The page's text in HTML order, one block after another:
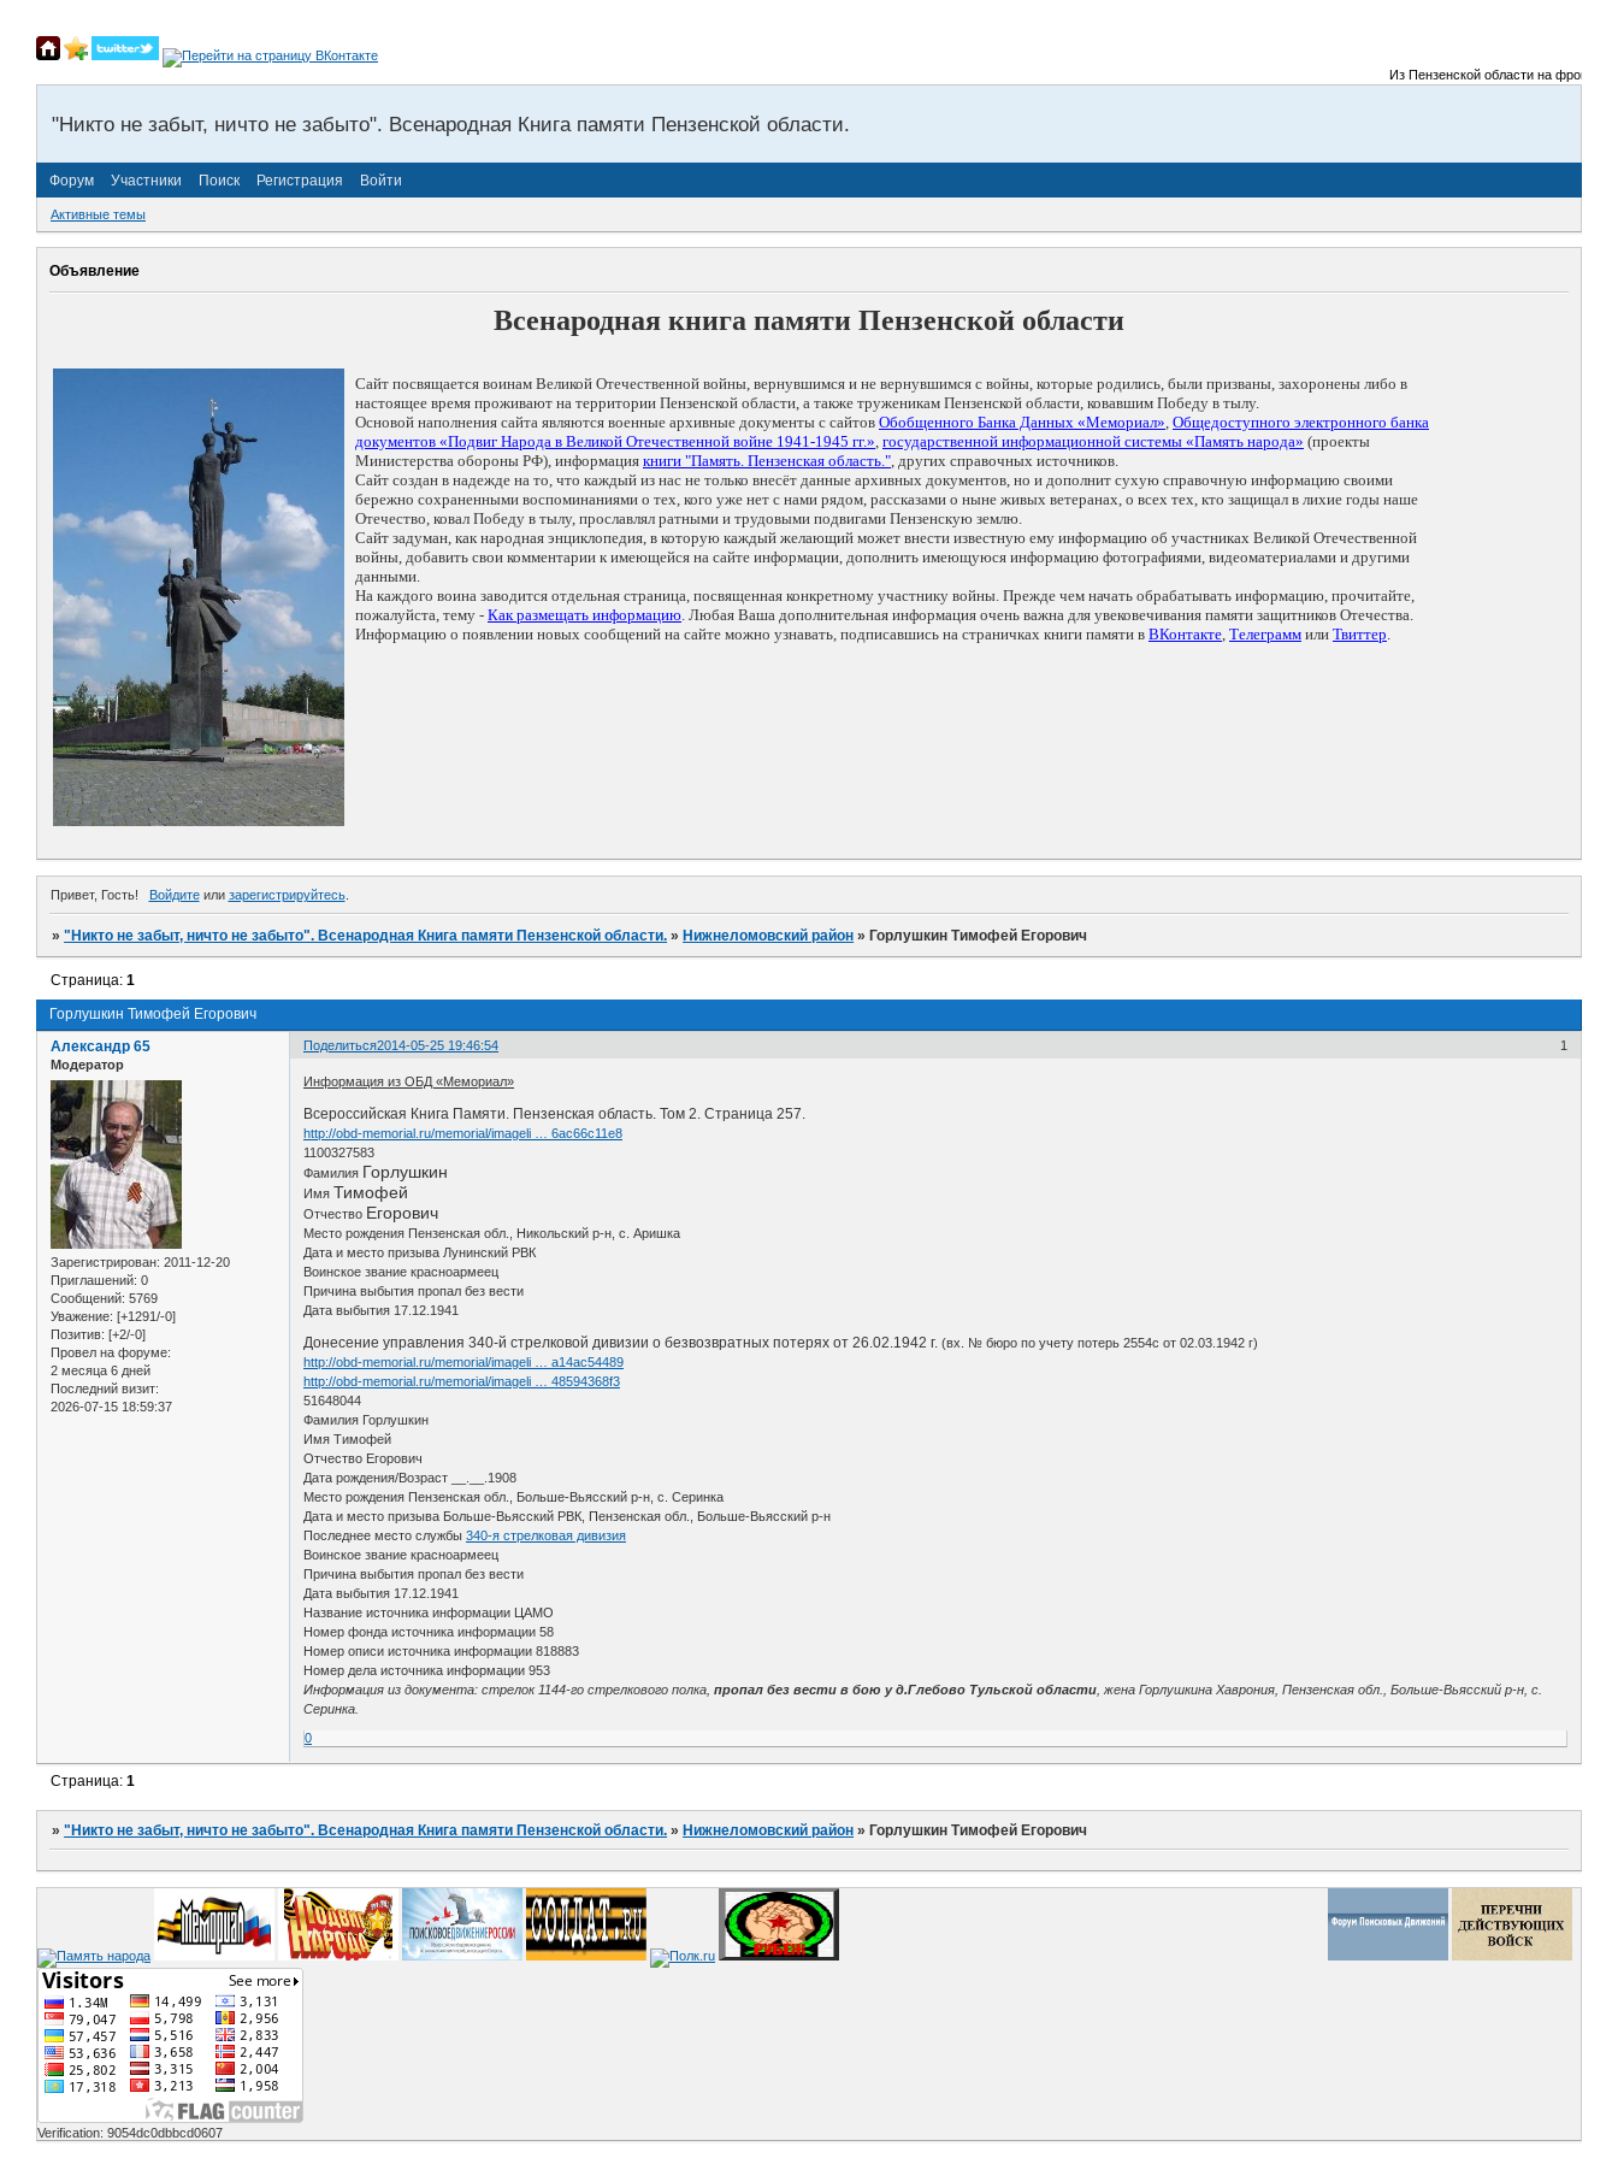
Из Пензенской области на фронты
"Никто не забыт, ничто не забыто". Всенародная Книга памяти Пензенской области.
Форум Участники Поиск Регистрация Войти
Активные темы
Объявление
Всенародная книга памяти Пензенской области
Сайт посвящается воинам Великой Отечественной войны, вернувшимся и не вернувшимся с войны, которые родились, были призваны, захоронены либо в
настоящее время проживают на территории Пензенской области, а также труженикам Пензенской области, ковавшим Победу в тылу.
Основой наполнения сайта являются военные архивные документы с сайтов Обобщенного Банка Данных «Мемориал», Общедоступного электронного банка
документов «Подвиг Народа в Великой Отечественной войне 1941-1945 гг.», государственной информационной системы «Память народа» (проекты
Министерства обороны РФ), информация книги "Память. Пензенская область.", других справочных источников.
Сайт создан в надежде на то, что каждый из нас не только внесёт данные архивных документов, но и дополнит сухую справочную информацию своими
бережно сохраненными воспоминаниями о тех, кого уже нет с нами рядом, рассказами о ныне живых ветеранах, о всех тех, кто защищал в лихие годы наше
Отечество, ковал Победу в тылу, прославлял ратными и трудовыми подвигами Пензенскую землю.
Сайт задуман, как народная энциклопедия, в которую каждый желающий может внести известную ему информацию об участниках Великой Отечественной
войны, добавить свои комментарии к имеющейся на сайте информации, дополнить имеющуюся информацию фотографиями, видеоматериалами и другими
данными.
На каждого воина заводится отдельная страница, посвященная конкретному участнику войны. Прежде чем начать обрабатывать информацию, прочитайте,
пожалуйста, тему - Как размещать информацию. Любая Ваша дополнительная информация очень важна для увековечивания памяти защитников Отечества.
Информацию о появлении новых сообщений на сайте можно узнавать, подписавшись на страничках книги памяти в ВКонтакте, Телеграмм или Твиттер.
Привет, Гость! Войдитеили зарегистрируйтесь.
»"Никто не забыт, ничто не забыто". Всенародная Книга памяти Пензенской области. » Нижнеломовский район » Горлушкин Тимофей Егорович
Горлушкин Тимофей Егорович
Страница:1
Поделиться 1
2014-05-25 19:46:54
Александр 65
Модератор
Зарегистрирован: 2011-12-20
Приглашений: 0
Сообщений: 5769
Уважение: [+1291/-0]
Позитив: [+2/-0]
Провел на форуме:
2 месяца 6 дней
Последний визит:
2026-07-15 18:59:37
Информация из ОБД «Мемориал»
Всероссийская Книга Памяти. Пензенская область. Том 2. Страница 257.
http://obd-memorial.ru/memorial/imageli … 6ac66c11e8
1100327583
Фамилия Горлушкин
Имя Тимофей
Отчество Егорович
Место рождения Пензенская обл., Никольский р-н, с. Аришка
Дата и место призыва Лунинский РВК
Воинское звание красноармеец
Причина выбытия пропал без вести
Дата выбытия 17.12.1941
Донесение управления 340-й стрелковой дивизии о безвозвратных потерях от 26.02.1942 г. (вх. № бюро по учету потерь 2554с от 02.03.1942 г)
http://obd-memorial.ru/memorial/imageli … a14ac54489
http://obd-memorial.ru/memorial/imageli … 48594368f3
51648044
Фамилия Горлушкин
Имя Тимофей
Отчество Егорович
Дата рождения/Возраст __.__.1908
Место рождения Пензенская обл., Больше-Вьясский р-н, с. Серинка
Дата и место призыва Больше-Вьясский РВК, Пензенская обл., Больше-Вьясский р-н
Последнее место службы340-я стрелковая дивизия
Воинское звание красноармеец
Причина выбытия пропал без вести
Дата выбытия 17.12.1941
Название источника информации ЦАМО
Номер фонда источника информации 58
Номер описи источника информации 818883
Номер дела источника информации 953
Информация из документа: стрелок 1144-го стрелкового полка,пропал без вести в бою у д.Глебово Тульской области , жена Горлушкина Хаврония, Пензенская обл., Больше-Вьясский р-н, с.
Серинка.
0
Страница:1
»"Никто не забыт, ничто не забыто". Всенародная Книга памяти Пензенской области. » Нижнеломовский район » Горлушкин Тимофей Егорович
Verification: 9054dc0dbbcd0607